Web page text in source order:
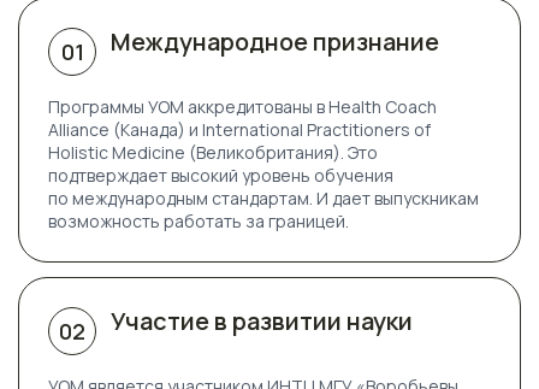
01 Международное признание
Программы УОМ аккредитованы вHealth Coach
Alliance (Канада) и International Practitioners of
Holistic Medicine (Великобритания). Это
подтверждает высокий уровень обучения
по международным стандартам. И дает выпускникам
возможность работать за границей.
02 Участие в развитии науки